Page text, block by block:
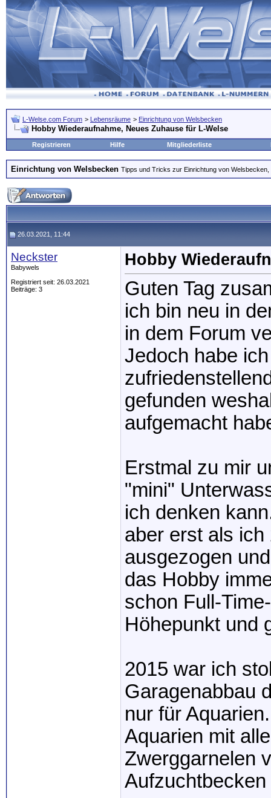
L-Welse.com Forum > Lebensräume > Einrichtung von Welsbecken
Hobby Wiederaufnahme, Neues Zuhause für L-Welse
Registrieren Hilfe Mitgliederliste
Einrichtung von Welsbecken Tipps und Tricks zur Einrichtung von
26.03.2021, 11:44
Neckster
Babywels
Registriert seit: 26.03.2021
Beiträge: 3
Hobby
Guten Tag
ich bin neu in
in dem Forum
Jedoch habe
gefunden
aufgemacht
Erstmal zu mir
"mini"
ich denken
aber erst als
ausgezogen
das Hobby
schon Full-
Höhepunkt und
2015 war ich
Garagenabbau
nur für
Aquarien mit
Zwerggarnelen